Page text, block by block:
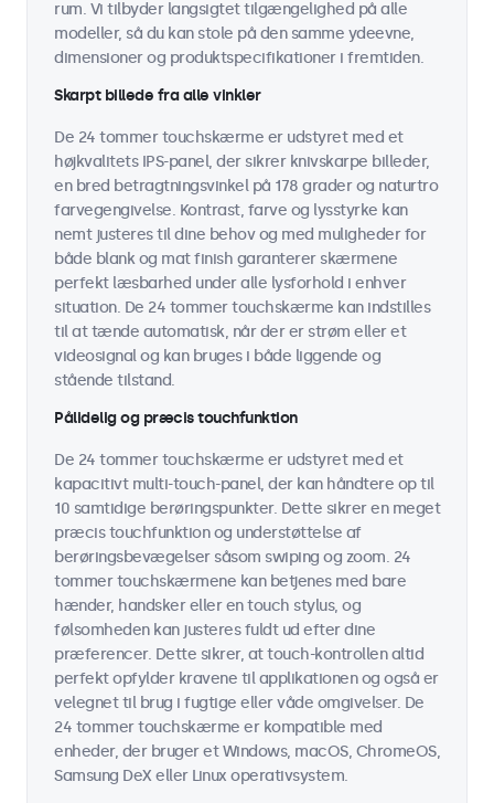
rum. Vi tilbyder langsigtet tilgængelighed på alle
modeller, så du kan stole på den samme ydeevne,
dimensioner og produktspecifikationer i fremtiden.
Skarpt billede fra alle vinkler
De 24 tommer touchskærme er udstyret med et
højkvalitets IPS-panel, der sikrer knivskarpe billeder,
en bred betragtningsvinkel på 178 grader og naturtro
farvegengivelse. Kontrast, farve og lysstyrke kan
nemt justeres til dine behov og med muligheder for
både blank og mat finish garanterer skærmene
perfekt læsbarhed under alle lysforhold i enhver
situation. De 24 tommer touchskærme kan indstilles
til at tænde automatisk, når der er strøm eller et
videosignal og kan bruges i både liggende og
stående tilstand.
Pålidelig og præcis touchfunktion
De 24 tommer touchskærme er udstyret med et
kapacitivt multi-touch-panel, der kan håndtere op til
10 samtidige berøringspunkter. Dette sikrer en meget
præcis touchfunktion og understøttelse af
berøringsbevægelser såsom swiping og zoom. 24
tommer touchskærmene kan betjenes med bare
hænder, handsker eller en touch stylus, og
følsomheden kan justeres fuldt ud efter dine
præferencer. Dette sikrer, at touch-kontrollen altid
perfekt opfylder kravene til applikationen og også er
velegnet til brug i fugtige eller våde omgivelser. De
24 tommer touchskærme er kompatible med
enheder, der bruger et Windows, macOS, ChromeOS,
Samsung DeX eller Linux operativsystem.